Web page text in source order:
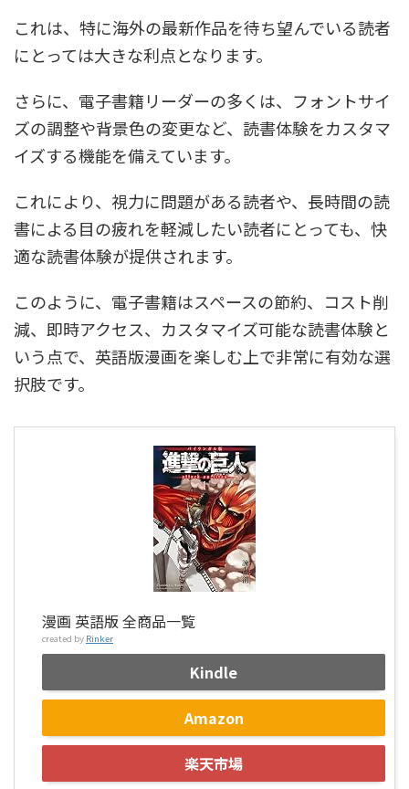
これは、特に海外の最新作品を待ち望んでいる読者
にとっては大きな利点となります。
さらに、電子書籍リーダーの多くは、フォントサイ
ズの調整や背景色の変更など、読書体験をカスタマ
イズする機能を備えています。
これにより、視力に問題がある読者や、長時間の読
書による目の疲れを軽減したい読者にとっても、快
適な読書体験が提供されます。
このように、電子書籍はスペースの節約、コスト削
減、即時アクセス、カスタマイズ可能な読書体験と
いう点で、英語版漫画を楽しむ上で非常に有効な選
択肢です。
漫画 英語版 全商品一覧
created by Rinker
Kindle
Amazon
楽天市場